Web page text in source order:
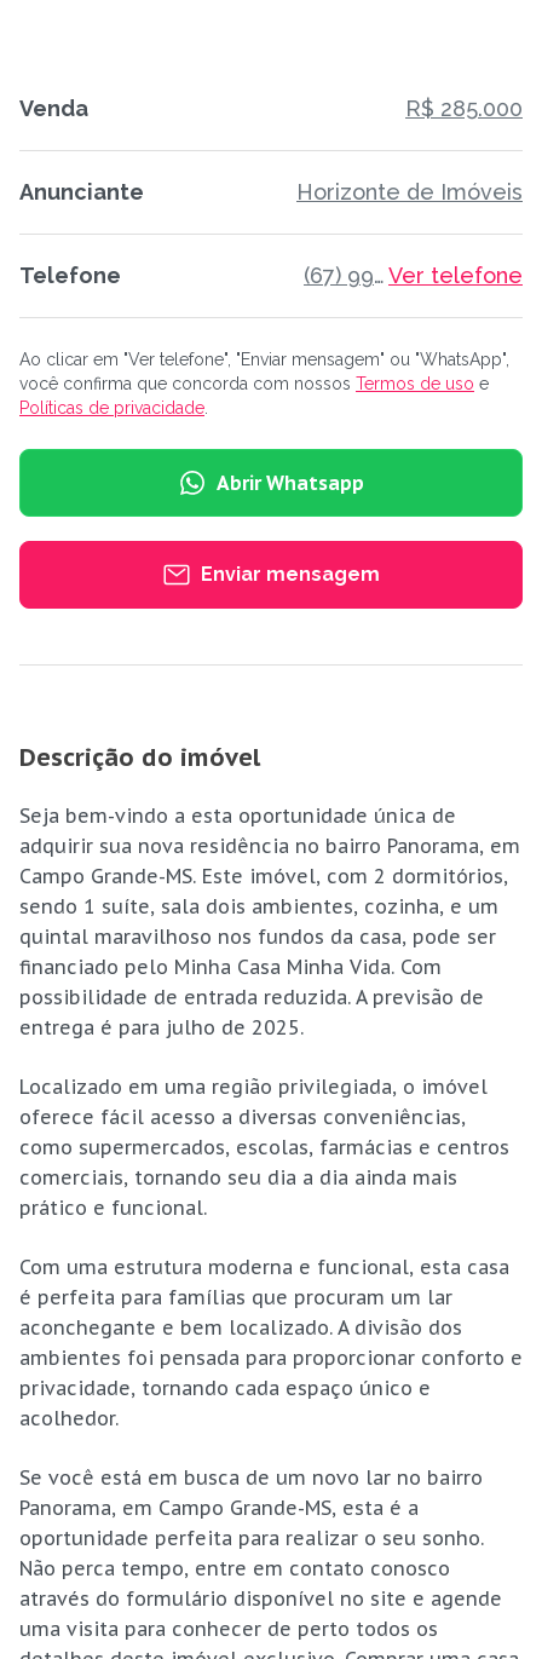
Venda R$ 285.000
Anunciante Horizonte de Imóveis
Telefone (67) 99173-8849Ver telefone
Ao clicar em "Ver telefone", "Enviar mensagem" ou "WhatsApp",
você confirma que concorda com nossos Termos de uso e
Políticas de privacidade
Abrir Whatsapp
Enviar mensagem
Descrição do imóvel
Seja bem-vindo a esta oportunidade única de
adquirir sua nova residência no bairro Panorama, em
Campo Grande-MS. Este imóvel, com 2 dormitórios,
sendo 1 suíte, sala dois ambientes, cozinha, e um
quintal maravilhoso nos fundos da casa, pode ser
financiado pelo Minha Casa Minha Vida. Com
possibilidade de entrada reduzida. A previsão de
entrega é para julho de 2025.
Localizado em uma região privilegiada, o imóvel
oferece fácil acesso a diversas conveniências,
como supermercados, escolas, farmácias e centros
comerciais, tornando seu dia a dia ainda mais
prático e funcional.
Com uma estrutura moderna e funcional, esta casa
é perfeita para famílias que procuram um lar
aconchegante e bem localizado. A divisão dos
ambientes foi pensada para proporcionar conforto e
privacidade, tornando cada espaço único e
acolhedor.
Se você está em busca de um novo lar no bairro
Panorama, em Campo Grande-MS, esta é a
oportunidade perfeita para realizar o seu sonho.
Não perca tempo, entre em contato conosco
através do formulário disponível no site e agende
uma visita para conhecer de perto todos os